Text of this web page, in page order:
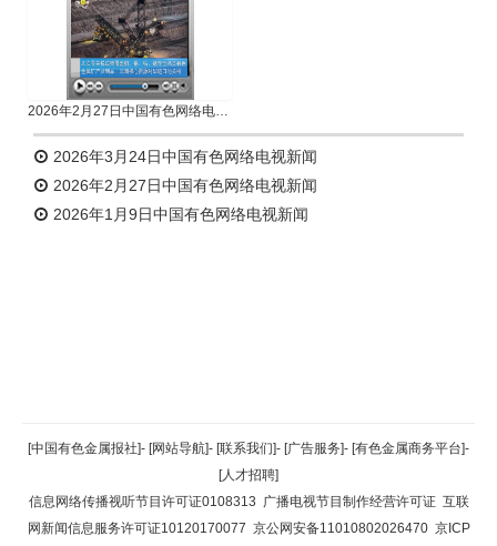
2026年2月27日中国有色网络电视新闻
2026年3月24日中国有色网络电视新闻
2026年2月27日中国有色网络电视新闻
2026年1月9日中国有色网络电视新闻
返回顶部
返回首页
[中国有色金属报社]- [网站导航]- [联系我们]- [广告服务]- [有色金属商务平台]-
[人才招聘]
信息网络传播视听节目许可证0108313 广播电视节目制作经营许可证 互联
网新闻信息服务许可证10120170077 京公网安备11010802026470 京ICP